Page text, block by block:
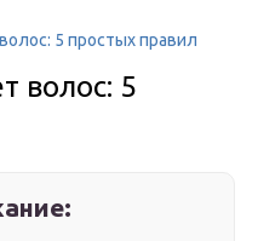
5 простых правил
волос: 5